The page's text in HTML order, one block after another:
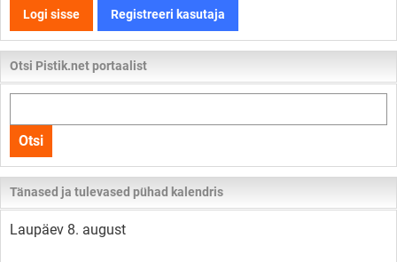
Logi sisse Registreeri kasutaja
Otsi Pistik.net portaalist
kogu
lehelt
Otsi
Tänased ja tulevased pühad kalendris
Laupäev 8. august